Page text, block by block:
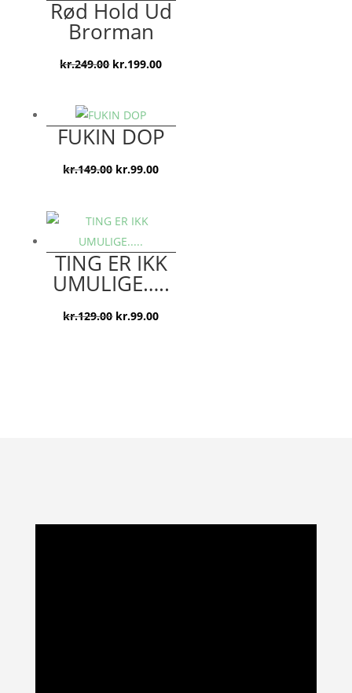
kr.199.00.kr.99.00.
Rød Hold Ud
Brorman
kr.249.00 Den
var:
kr.249.00.
kr.199.00Den
er:
FUKIN DOP
kr.149.00 Den
var:
kr.149.00.
kr.99.00Den
kr.99.00.
TING ER IKK
UMULIGE…..
kr.129.00 Den
kr.99.00Den